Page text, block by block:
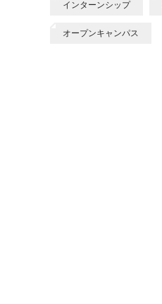
インターンシップ
オープンキャンパス